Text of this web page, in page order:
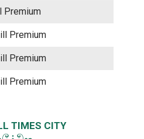
Premium
Premium
Premium
Premium
TIMES CITY